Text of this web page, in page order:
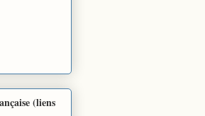
(liens